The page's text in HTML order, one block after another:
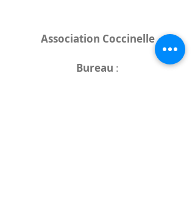
Association Coccinelle
Bureau :